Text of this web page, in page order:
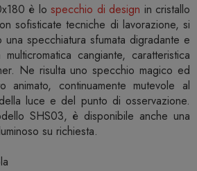
è lospecchio di design in cristallo
sofisticate tecniche di lavorazione, si
specchiatura sfumata digradante e
cangiante, caratteristica
Ne risulta uno specchio magico ed
animato, continuamente mutevole al
luce e del punto di osservazione.
SHS03, è disponibile anche una
su richiesta.